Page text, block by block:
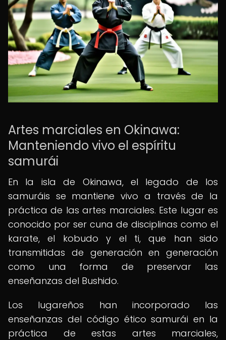
Artes marciales en Okinawa:
Manteniendo vivo el espíritu
samurái
En la isla de Okinawa, el legado de los
samuráis se mantiene vivo a través de la
práctica de las artes marciales. Este lugar es
conocido por ser cuna de disciplinas como el
karate, el kobudo y el ti, que han sido
transmitidas de generación en generación
como una forma de preservar las
enseñanzas del Bushido.
Los lugareños han incorporado las
enseñanzas del código ético samurái en la
práctica de estas artes marciales,